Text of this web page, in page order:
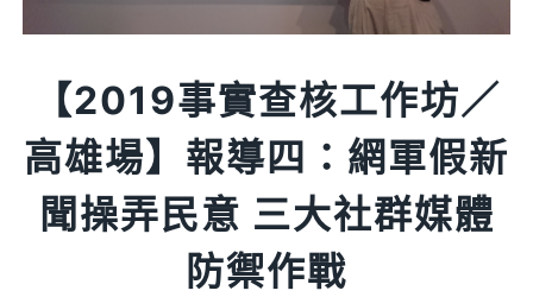
【2019事實查核工作坊／
高雄場】報導四：網軍假新
聞操弄民意 三大社群媒體
防禦作戰